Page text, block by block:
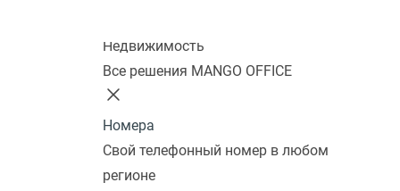
Недвижимость
Все решения MANGO OFFICE
Номера
Свой телефонный номер в любом
регионе
Внимательно ознакомьтесь с настоящей «Политикой
использования файлов «cookie» (далее по тексту –
«Политика»). Политика описывает правила обработки
файлов «cookie» и схожие технологии при посещении
веб-сайта (далее – «Сайт»).